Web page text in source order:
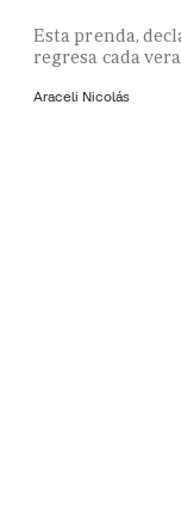
Esta prenda,
regresa cada
Araceli Nicolás